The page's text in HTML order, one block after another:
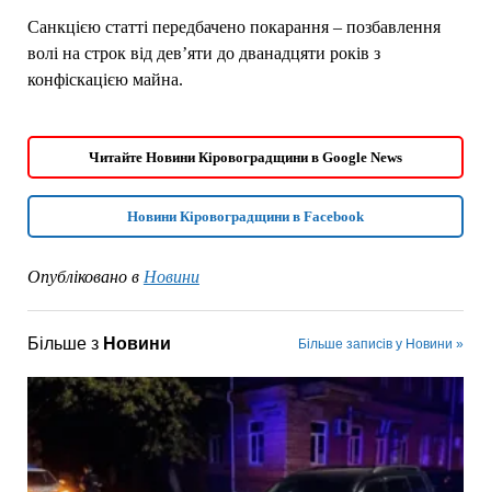
Санкцією статті передбачено покарання – позбавлення
волі на строк від дев’яти до дванадцяти років з
конфіскацією майна.
Читайте Новини Кіровоградщини в Google News
Новини Кіровоградщини в Facebook
Опубліковано в Новини
Більше з Новини Більше записів у Новини »